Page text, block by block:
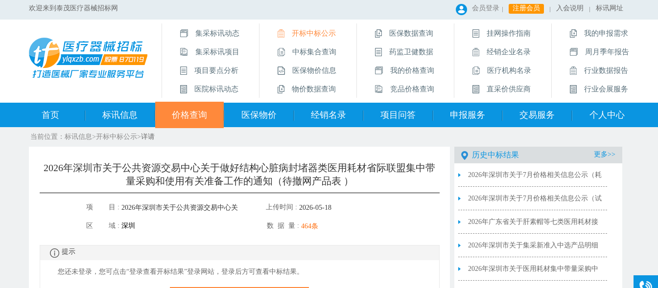
欢迎来到泰茂医疗器械招标网 会员登录 注册会员 入会说明 标讯网址
集采标讯动态
集采标讯项目
项目要点分析
医院标讯动态
开标中标公示
中标集合查询
医保物价信息
物价数据查询
医保数据查询
药监卫健数据
我的价格查询
竞品价格查询
挂网操作指南
经销企业名录
医疗机构名录
直采价供应商
我的申报需求
周月季年报告
行业数据报告
行业会展服务
首页 标讯信息
集采标讯动态
集采标讯项目
医院标讯动态
价格查询
开标中标公示
目录集合查询
医保物价
物价数据查询
医保数据查询
药监卫健数据
经销名录
直采价供应商
项目问答
项目问答
留言互动
申报服务 交易服务 个人中心
当前位置： 标讯信息>开标中标公示>详请
2026年深圳市关于公共资源交易中心关于做好结构心脏病封堵器类医用耗材省际联盟集中带
量采购和使用有关准备工作的通知（待撤网产品表 ）
项 目 : 2026年深圳市关于公共资源交易中心关
于做好结构心脏病封堵器类医用耗材省
上传时间 : 2026-05-18
区 域 : 深圳 数 据 量 : 464条
提示
您还未登录，您可点击“登录查看开标结果”登录网站，登录后方可查看中标结果。
历史中标结果 更多>>
2026年深圳市关于7月价格相关信息公示（耗
材）
2026年深圳市关于7月价格相关信息公示（试
剂）
2026年广东省关于肝素帽等七类医用耗材接
续采购产品信息公示
2026年深圳市关于集采新准入中选产品明细
表（2026年6月21日-2026年7月20日）
2026年深圳市关于医用耗材集中带量采购中